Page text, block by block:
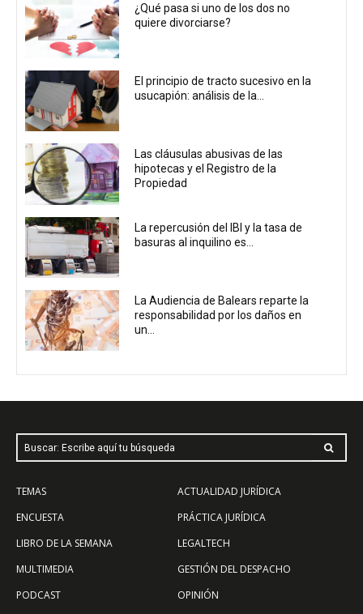
¿Qué pasa si uno de los dos no
quiere divorciarse?
El principio de tracto sucesivo en la
usucapión: análisis de la...
Las cláusulas abusivas de las
hipotecas y el Registro de la
Propiedad
La repercusión del IBI y la tasa de
basuras al inquilino es...
La Audiencia de Balears reparte la
responsabilidad por los daños en
un...
Buscar: Escribe aquí tu búsqueda
TEMAS
ENCUESTA
LIBRO DE LA SEMANA
MULTIMEDIA
PODCAST
ACTUALIDAD JURÍDICA
PRÁCTICA JURÍDICA
LEGALTECH
GESTIÓN DEL DESPACHO
OPINIÓN